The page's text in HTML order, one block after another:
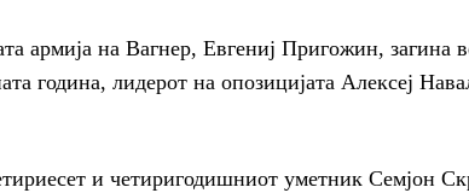
армија на Вагнер, Евгениј Пригожин, загина
година, лидерот на опозицијата Алексеј
и четиригодишниот уметник Семјон